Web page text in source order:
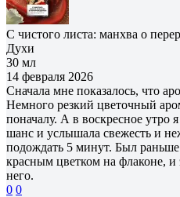
С чистого листа: манхва о
Духи
30 мл
14 февраля 2026
Сначала мне показалось, что
Немного резкий цветочный
поначалу. А в воскресное утро
шанс и услышала свежесть и
подождать 5 минут. Был
красным цветком на флаконе, и
него.
0 0